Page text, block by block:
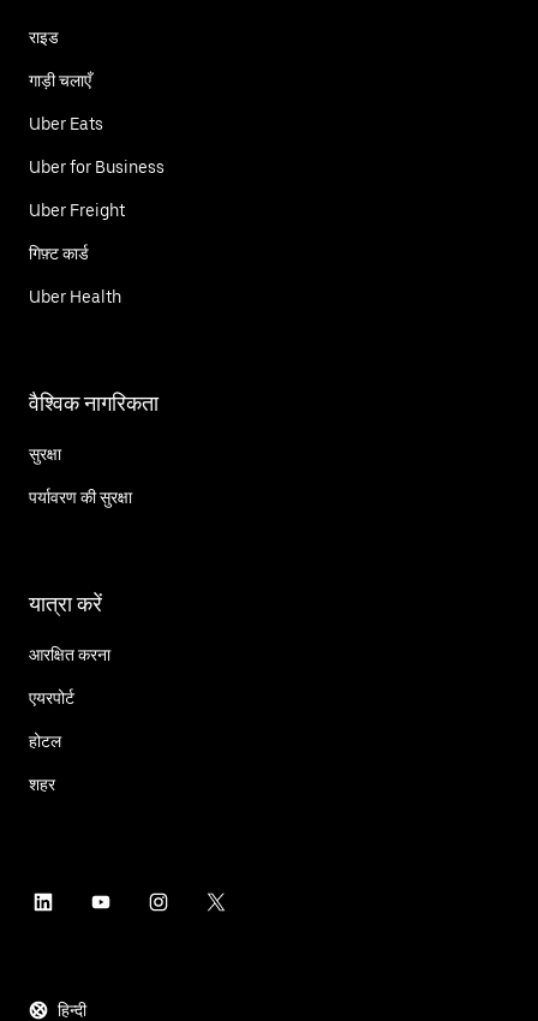
राइड
गाड़ी चलाएँ
Uber Eats
Uber for Business
Uber Freight
गिफ़्ट कार्ड
Uber Health
वैश्विक नागरिकता
सुरक्षा
पर्यावरण की सुरक्षा
यात्रा करें
आरक्षित करना
एयरपोर्ट
होटल
शहर
हिन्दी